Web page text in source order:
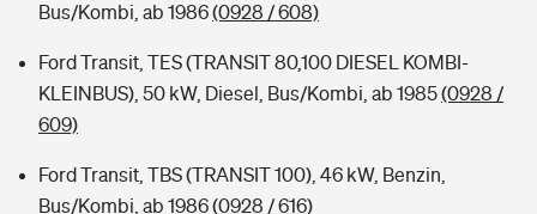
Bus/Kombi, ab 1986(0928 / 608)
Ford Transit, TES (TRANSIT 80,100 DIESEL KOMBI-
KLEINBUS), 50 kW, Diesel, Bus/Kombi, ab 1985(0928 /
609)
Ford Transit, TBS (TRANSIT 100), 46 kW, Benzin,
Bus/Kombi, ab 1986(0928 / 616)